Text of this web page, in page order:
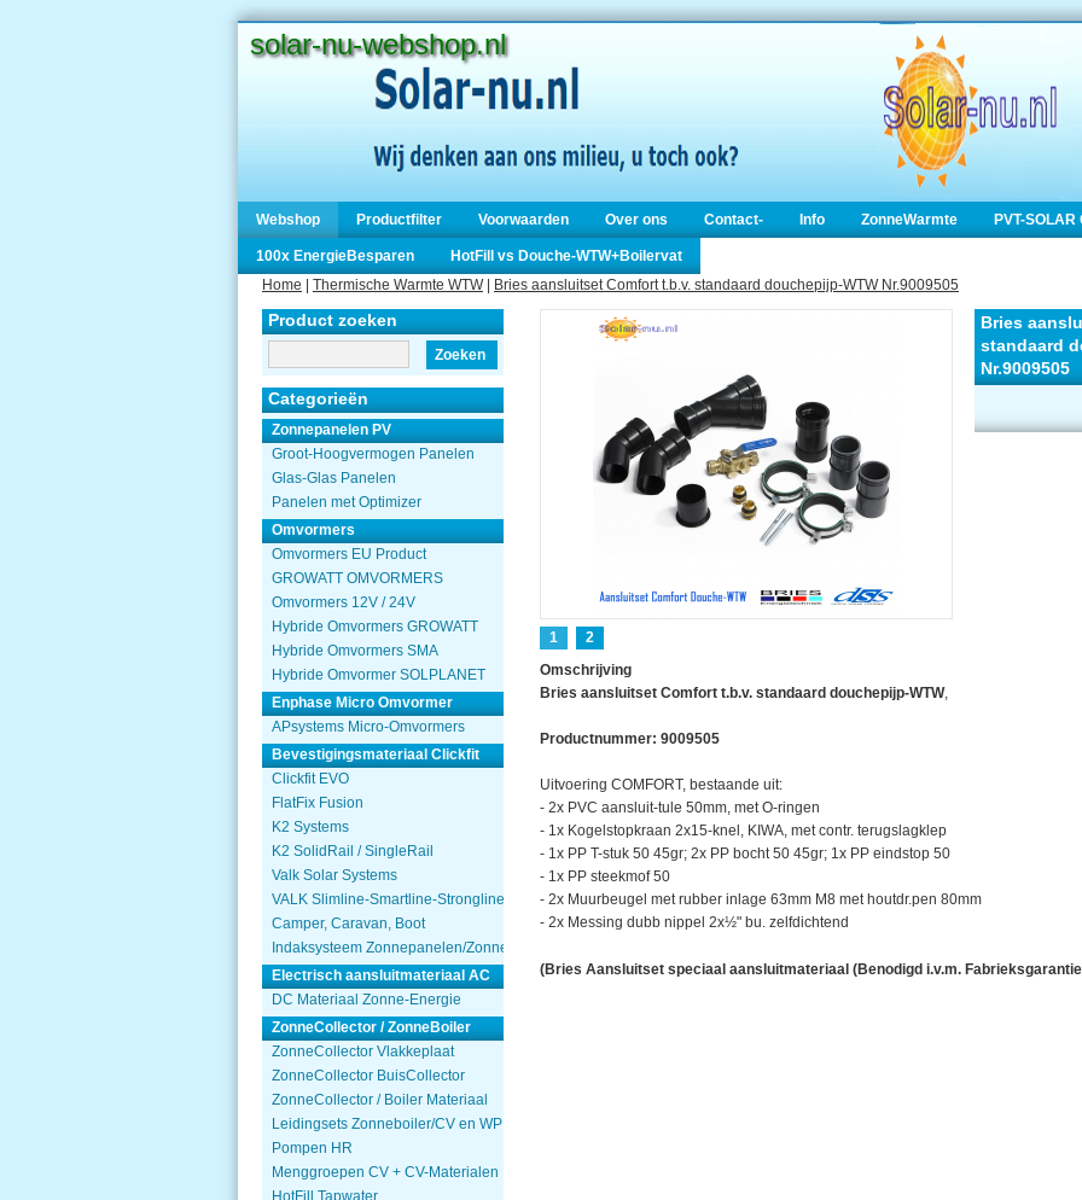
solar-nu-webshop.nl
Webshop Productfilter Voorwaarden Over ons Contact- Info ZonneWarmte PVT-
100x EnergieBesparen
HotFill vs Douche-WTW+Boilervat
Home
Thermische Warmte WTW| Bries aansluitset Comfort t.b.v. standaard douchepijp-WTW Nr.9009505
Product zoeken
Zoeken
Categorieën
Zonnepanelen PV
Groot-Hoogvermogen Panelen
Glas-Glas Panelen
Panelen met Optimizer
Omvormers
Omvormers EU Product
GROWATT OMVORMERS
Omvormers 12V / 24V
Hybride Omvormers GROWATT
Hybride Omvormers SMA
Hybride Omvormer SOLPLANET
Enphase Micro Omvormer
APsystems Micro-Omvormers
Bevestigingsmateriaal Clickfit
Clickfit EVO
FlatFix Fusion
K2 Systems
K2 SolidRail / SingleRail
Valk Solar Systems
VALK Slimline-Smartline-Strongline
Camper, Caravan, Boot
Indaksysteem Zonnepanelen/Zonnecollector
Electrisch aansluitmateriaal AC
DC Materiaal Zonne-Energie
ZonneCollector / ZonneBoiler
ZonneCollector Vlakkeplaat
ZonneCollector BuisCollector
ZonneCollector / Boiler Materiaal
Leidingsets Zonneboiler/CV en WP
Pompen HR
Menggroepen CV + CV-Materialen
HotFill Tapwater
1 2
Bries
standaard
Nr.9009505
Omschrijving
Bries aansluitset Comfort t.b.v. standaard douchepijp-WTW,
Productnummer: 9009505
Uitvoering COMFORT, bestaande uit:
- 2x PVC aansluit-tule 50mm, met O-ringen
- 1x Kogelstopkraan 2x15-knel, KIWA, met contr. terugslagklep
- 1x PP T-stuk 50 45gr; 2x PP bocht 50 45gr; 1x PP eindstop 50
- 1x PP steekmof 50
- 2x Muurbeugel met rubber inlage 63mm M8 met houtdr.pen 80mm
- 2x Messing dubb nippel 2x½" bu. zelfdichtend
(Bries Aansluitset speciaal aansluitmateriaal (Benodigd i.v.m.